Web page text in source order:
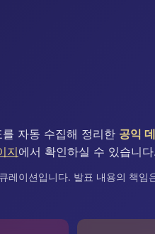
를 자동 수집해 정리한 공익
지에서 확인하실 수 있습니다.
레이션입니다. 발표 내용의 책임